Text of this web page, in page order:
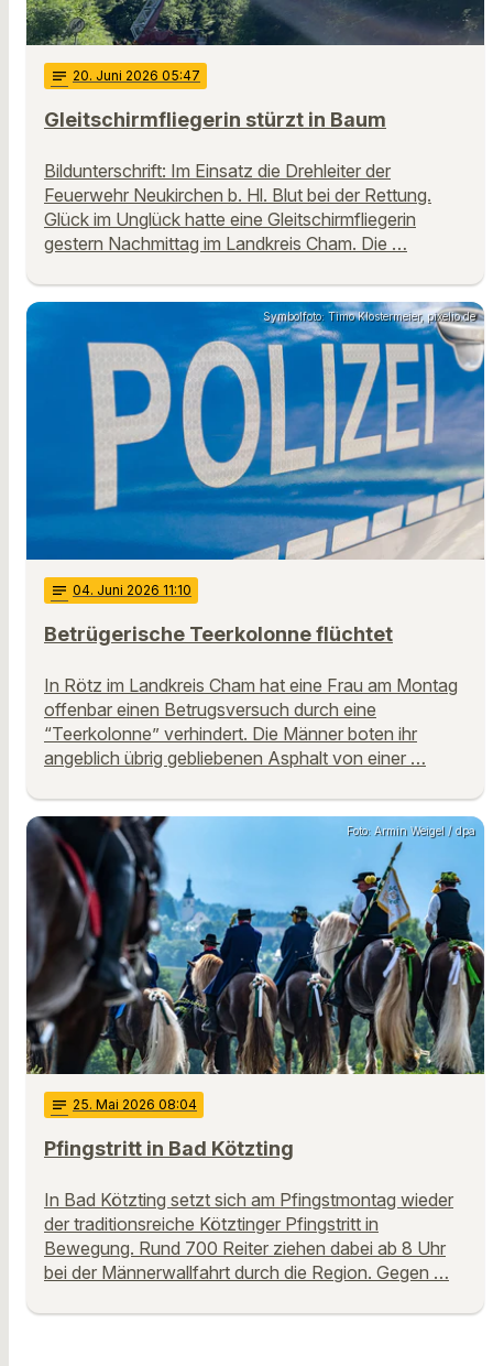
notes 20. Juni 2026 05:47
Gleitschirmfliegerin stürzt in Baum
Bildunterschrift: Im Einsatz die Drehleiter der
Feuerwehr Neukirchen b. Hl. Blut bei der Rettung.
Glück im Unglück hatte eine Gleitschirmfliegerin
gestern Nachmittag im Landkreis Cham. Die …
Symbolfoto: Timo Klostermeier, pixelio.de
notes 04. Juni 2026 11:10
Betrügerische Teerkolonne flüchtet
In Rötz im Landkreis Cham hat eine Frau am Montag
offenbar einen Betrugsversuch durch eine
“Teerkolonne” verhindert. Die Männer boten ihr
angeblich übrig gebliebenen Asphalt von einer …
Foto: Armin Weigel / dpa
notes 25. Mai 2026 08:04
Pfingstritt in Bad Kötzting
In Bad Kötzting setzt sich am Pfingstmontag wieder
der traditionsreiche Kötztinger Pfingstritt in
Bewegung. Rund 700 Reiter ziehen dabei ab 8 Uhr
bei der Männerwallfahrt durch die Region. Gegen …